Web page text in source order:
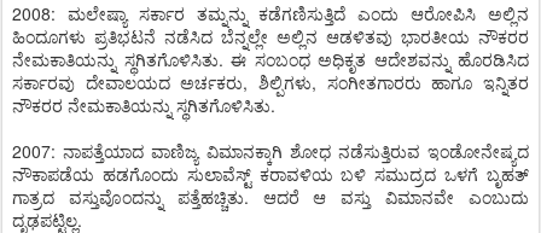
2008: ಮಲೇಷ್ಯಾ ಸರ್ಕಾರ ತಮ್ನನ್ನು ಕಡೆಗಣಿಸುತ್ತಿದೆ ಎಂದು ಆರೋಪಿಸಿ ಅಲ್ಲಿನ
ಹಿಂದೂಗಳು ಪ್ರತಿಭಟನೆ ನಡೆಸಿದ ಬೆನ್ನಲ್ಲೇ ಅಲ್ಲಿನ ಆಡಳಿತವು ಭಾರತೀಯ ನೌಕರರ
ನೇಮಕಾತಿಯನ್ನು ಸ್ಥಗಿತಗೊಳಿಸಿತು. ಈ ಸಂಬಂಧ ಅಧಿಕೃತ ಆದೇಶವನ್ನು ಹೊರಡಿಸಿದ
ಸರ್ಕಾರವು ದೇವಾಲಯದ ಅರ್ಚಕರು, ಶಿಲ್ಪಿಗಳು, ಸಂಗೀತಗಾರರು ಹಾಗೂ ಇನ್ನಿತರ
ನೌಕರರ ನೇಮಕಾತಿಯನ್ನು ಸ್ಥಗಿತಗೊಳಿಸಿತು.
2007: ನಾಪತ್ತೆಯಾದ ವಾಣಿಜ್ಯ ವಿಮಾನಕ್ಕಾಗಿ ಶೋಧ ನಡೆಸುತ್ತಿರುವ ಇಂಡೋನೇಷ್ಯದ
ನೌಕಾಪಡೆಯ ಹಡಗೊಂದು ಸುಲಾವೆಸ್ಟ್ ಕರಾವಳಿಯ ಬಳಿ ಸಮುದ್ರದ ಒಳಗೆ ಬೃಹತ್
ಗಾತ್ರದ ವಸ್ತುವೊಂದನ್ನು ಪತ್ತೆಹಚ್ಚಿತು. ಆದರೆ ಆ ವಸ್ತು ವಿಮಾನವೇ ಎಂಬುದು
ದೃಢಪಟ್ಟಿಲ್ಲ.